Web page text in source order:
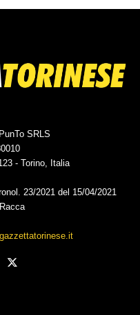
SRLS
- Torino, Italia
23/2021 del 15/04/2021